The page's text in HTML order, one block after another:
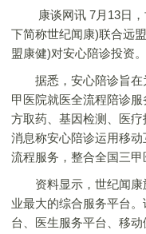
康谈网讯 7月13日，
下简称世纪闻康)联合远
盟康健)对安心陪诊投资。
据悉，安心陪诊旨在
甲医院就医全流程陪诊
方取药、基因检测、医疗
消息称安心陪诊运用移
流程服务，整合全国三甲
资料显示，世纪闻康
业最大的综合服务平台
台、医生服务平台、移